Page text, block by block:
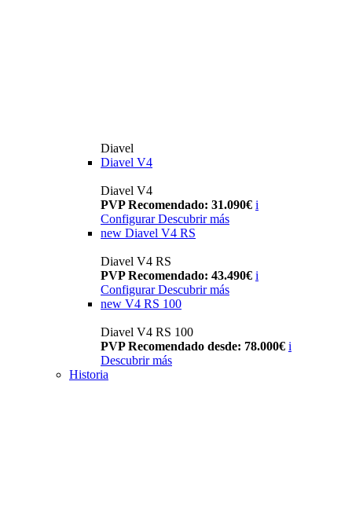
Diavel
Diavel V4
Diavel V4
PVP Recomendado: 31.090€ i
Configurar Descubrir más
new Diavel V4 RS
Diavel V4 RS
PVP Recomendado: 43.490€ i
Configurar Descubrir más
new V4 RS 100
Diavel V4 RS 100
PVP Recomendado desde: 78.000€ i
Descubrir más
Historia